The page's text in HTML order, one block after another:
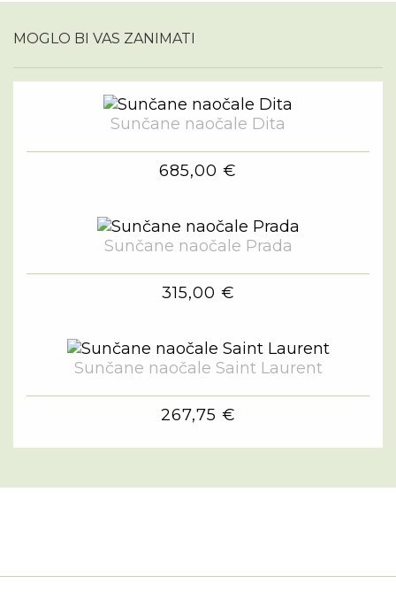
MOGLO BI VAS ZANIMATI
Sunčane naočale Dita
685,00 €
Sunčane naočale Prada
315,00 €
Sunčane naočale Saint Laurent
267,75 €